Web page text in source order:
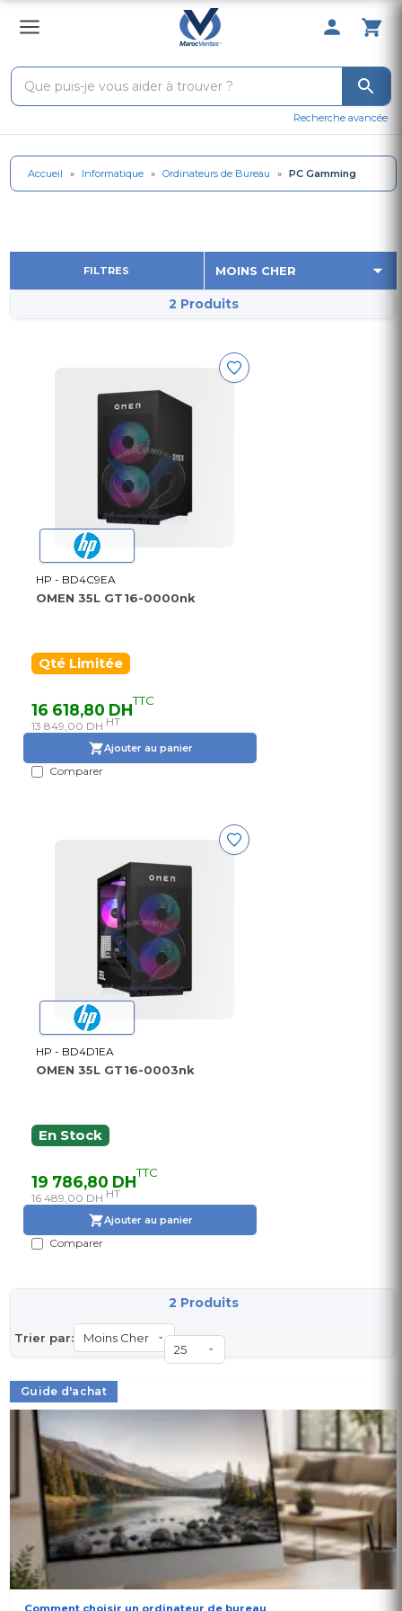
0 Produit
Recherche avancée
Accueil » Informatique » Ordinateurs de Bureau » PC Gamming
FILTRES
2 Produits
HP - BD4C9EA
OMEN 35L GT16-0000nk
Qté Limitée
16 618,80 DHTTC
13 849,00 DH HT
Ajouter au panier
Comparer
HP - BD4D1EA
OMEN 35L GT16-0003nk
En Stock
19 786,80 DHTTC
16 489,00 DH HT
Ajouter au panier
Comparer
Trier par:
2 Produits
Guide d'achat
Comment choisir un ordinateur de bureau